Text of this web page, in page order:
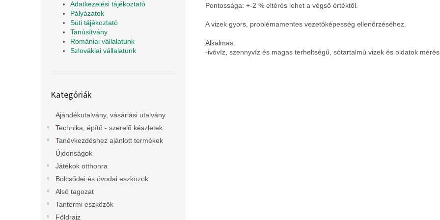
Adatkezelési tájékoztató
Pályázatok
Süti tájékoztató
Tanúsítvány
Romániai vállalatunk
Szlovákiai vállalatunk
átugrása
Kategóriák
Ajándékutalvány, vásárlási utalvány
Technika, építő - szerelő készletek
Tanévkezdéshez ajánlott termékek
Újdonságok
Játékok otthonra
Bölcsődei és óvodai eszközök
Alsó tagozat
Tantermi eszközök
Földrajz
Pontossága: +-2 % eltérés lehet a végső értéktől.
A vizek gyors, problémamentes vezetőképesség ellenőrzéséhez.
Alkalmas:
-ivóvíz, szennyvíz és magas terheltségű, sótartalmú vizek és oldatok